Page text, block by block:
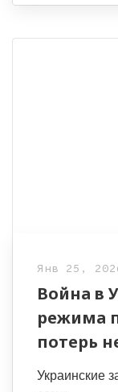
Янв 25,
Война в
режима
потерь
Украинские